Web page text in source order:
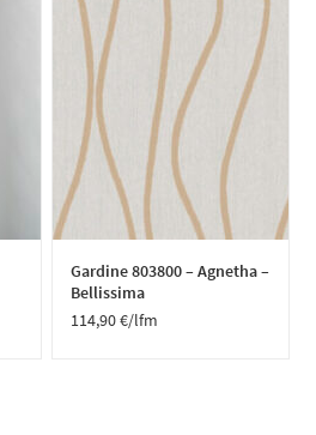
Gardine 803800 – Agnetha –
Bellissima
114,90€/lfm